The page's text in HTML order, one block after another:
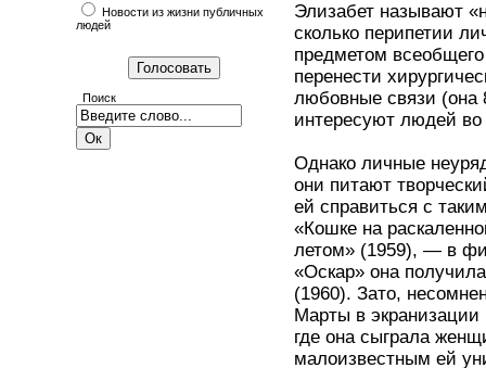
Новости из жизни публичных
людей
Поиск
Элизабет называют
сколько перипетии
предметом
перенести
любовные связи (она
интересуют людей
Однако личные
они питают
ей справиться с
«Кошке на
летом» (1959), — в
«Оскар» она
(1960). Зато,
Марты в
где она сыграла
малоизвестным ей